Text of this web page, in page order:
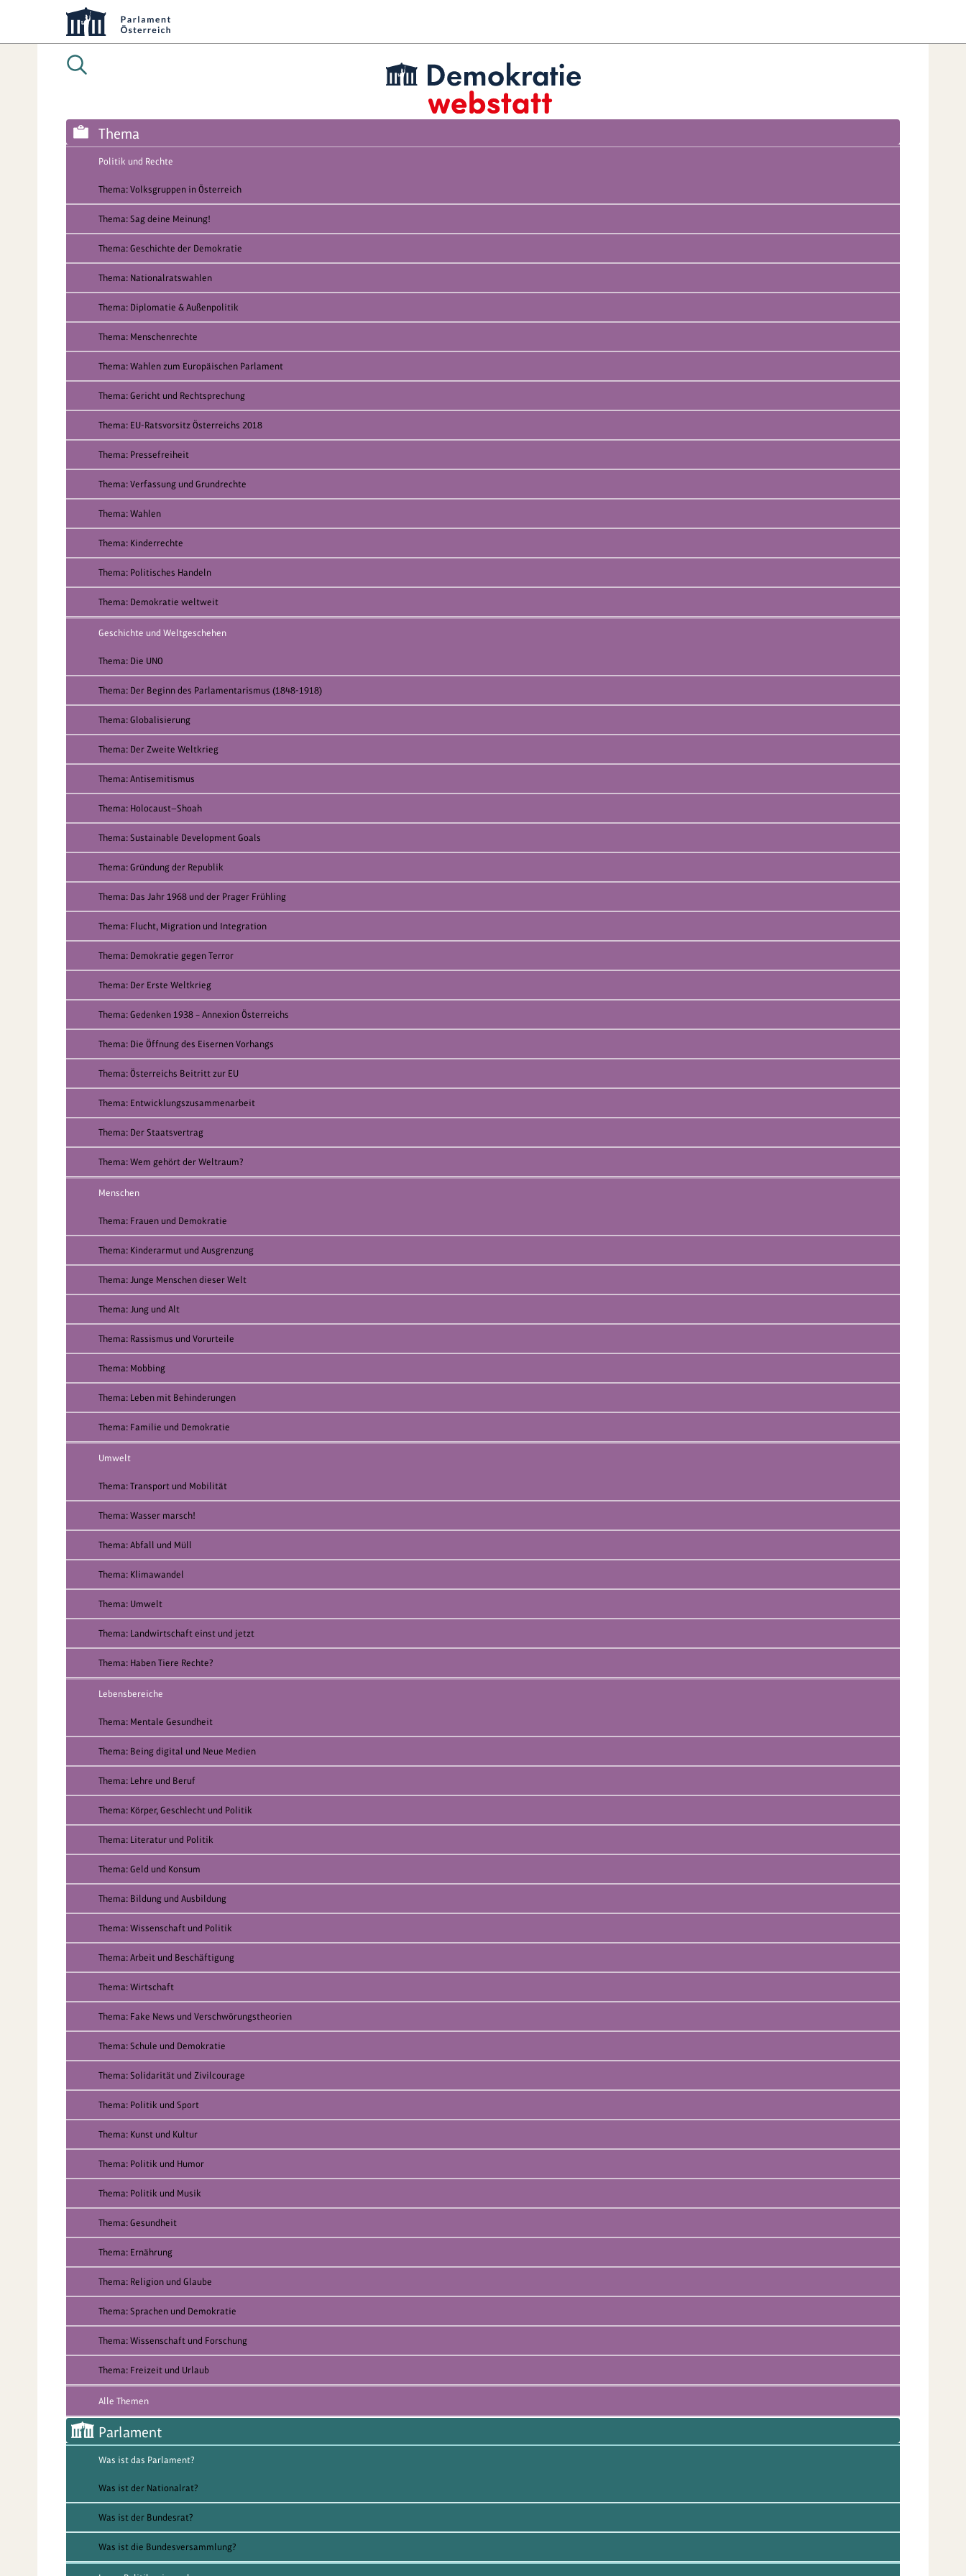
Thema
Politik und Rechte
Thema: Volksgruppen in Österreich
Thema: Sag deine Meinung!
Thema: Geschichte der Demokratie
Thema: Nationalratswahlen
Thema: Diplomatie & Außenpolitik
Thema: Menschenrechte
Thema: Wahlen zum Europäischen Parlament
Thema: Gericht und Rechtsprechung
Thema: EU-Ratsvorsitz Österreichs 2018
Thema: Pressefreiheit
Thema: Verfassung und Grundrechte
Thema: Wahlen
Thema: Kinderrechte
Thema: Politisches Handeln
Thema: Demokratie weltweit
Geschichte und Weltgeschehen
Thema: Die UNO
Thema: Der Beginn des Parlamentarismus (1848-1918)
Thema: Globalisierung
Thema: Der Zweite Weltkrieg
Thema: Antisemitismus
Thema: Holocaust—Shoah
Thema: Sustainable Development Goals
Thema: Gründung der Republik
Thema: Das Jahr 1968 und der Prager Frühling
Thema: Flucht, Migration und Integration
Thema: Demokratie gegen Terror
Thema: Der Erste Weltkrieg
Thema: Gedenken 1938 – Annexion Österreichs
Thema: Die Öffnung des Eisernen Vorhangs
Thema: Österreichs Beitritt zur EU
Thema: Entwicklungszusammenarbeit
Thema: Der Staatsvertrag
Thema: Wem gehört der Weltraum?
Menschen
Thema: Frauen und Demokratie
Thema: Kinderarmut und Ausgrenzung
Thema: Junge Menschen dieser Welt
Thema: Jung und Alt
Thema: Rassismus und Vorurteile
Thema: Mobbing
Thema: Leben mit Behinderungen
Thema: Familie und Demokratie
Umwelt
Thema: Transport und Mobilität
Thema: Wasser marsch!
Thema: Abfall und Müll
Thema: Klimawandel
Thema: Umwelt
Thema: Landwirtschaft einst und jetzt
Thema: Haben Tiere Rechte?
Lebensbereiche
Thema: Mentale Gesundheit
Thema: Being digital und Neue Medien
Thema: Lehre und Beruf
Thema: Körper, Geschlecht und Politik
Thema: Literatur und Politik
Thema: Geld und Konsum
Thema: Bildung und Ausbildung
Thema: Wissenschaft und Politik
Thema: Arbeit und Beschäftigung
Thema: Wirtschaft
Thema: Fake News und Verschwörungstheorien
Thema: Schule und Demokratie
Thema: Solidarität und Zivilcourage
Thema: Politik und Sport
Thema: Kunst und Kultur
Thema: Politik und Humor
Thema: Politik und Musik
Thema: Gesundheit
Thema: Ernährung
Thema: Religion und Glaube
Thema: Sprachen und Demokratie
Thema: Wissenschaft und Forschung
Thema: Freizeit und Urlaub
Alle Themen
Parlament
Was ist das Parlament?
Was ist der Nationalrat?
Was ist der Bundesrat?
Was ist die Bundesversammlung?